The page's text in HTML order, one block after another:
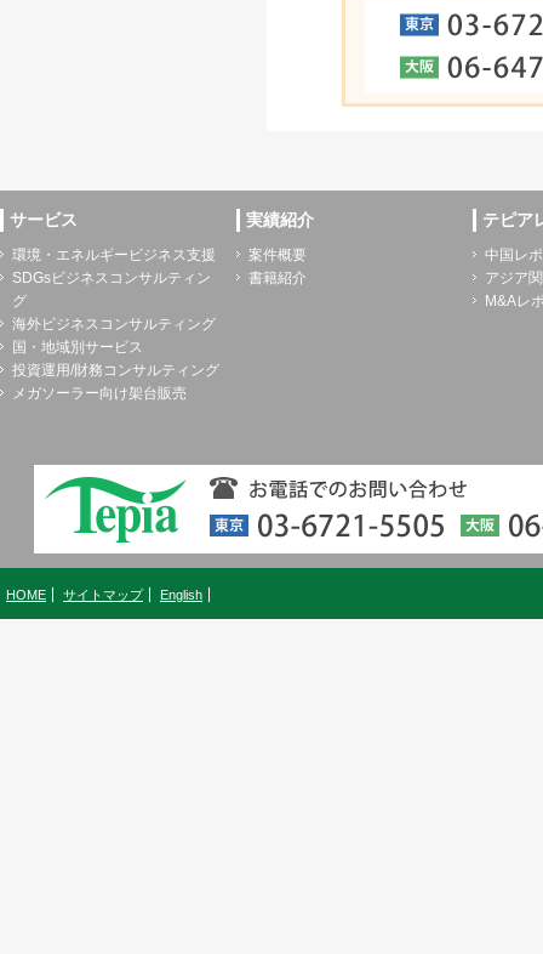
サービス
環境・エネルギービジネス支援
SDGsビジネスコンサルティン
グ
海外ビジネスコンサルティング
国・地域別サービス
投資運用/財務コンサルティング
メガソーラー向け架台販売
実績紹介
案件概要
書籍紹介
テピア
中国レ
アジア
M&Aレ
HOME サイトマップ English